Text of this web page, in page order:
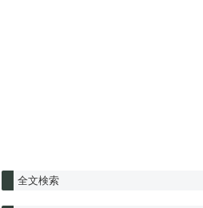
全文検索